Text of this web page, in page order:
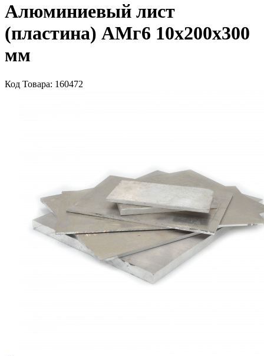
Алюминиевый лист
(пластина) АМг6 10х200х300
мм
Код Товара: 160472